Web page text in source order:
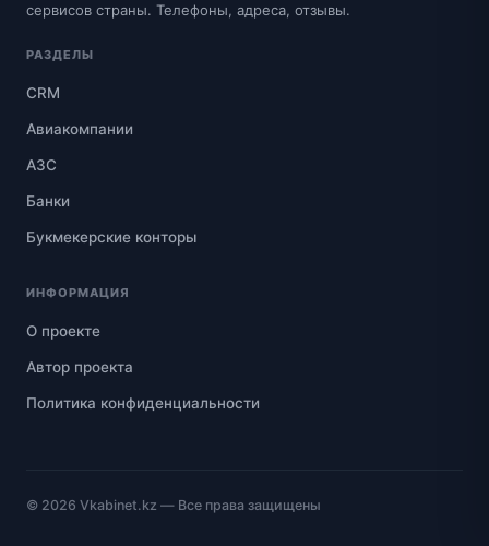
сервисов страны. Телефоны, адреса, отзывы.
РАЗДЕЛЫ
CRM
Авиакомпании
АЗС
Банки
Букмекерские конторы
ИНФОРМАЦИЯ
О проекте
Автор проекта
Политика конфиденциальности
© 2026 Vkabinet.kz — Все права защищены